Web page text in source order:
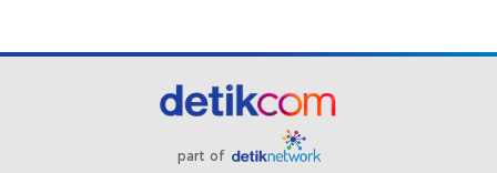
part of